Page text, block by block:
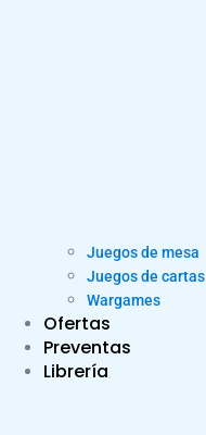
Juegos de mesa
Juegos de cartas
Wargames
Ofertas
Preventas
Librería